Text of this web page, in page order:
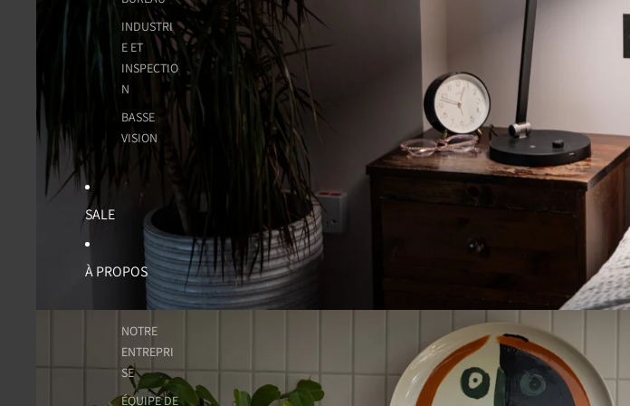
INDUSTRI
E ET
INSPECTIO
N
BASSE
VISION
SALE
À PROPOS
NOTRE
ENTREPRI
SE
ÉQUIPE DE